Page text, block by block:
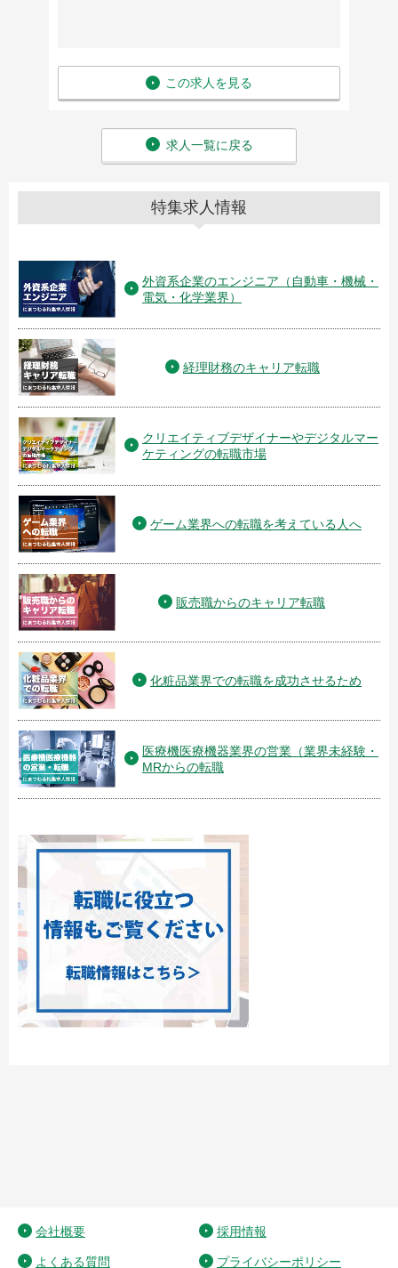
この求人を見る
求人一覧に戻る
特集求人情報
外資系企業のエンジニア（自動車・機械・
電気・化学業界）
経理財務のキャリア転職
クリエイティブデザイナーやデジタルマー
ケティングの転職市場
ゲーム業界への転職を考えている人へ
販売職からのキャリア転職
化粧品業界での転職を成功させるため
医療機医療機器業界の営業（業界未経験・
MRからの転職
会社概要 採用情報
よくある質問 プライバシーポリシー